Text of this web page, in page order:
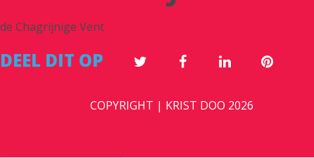
de Chagrijnige Vent
DEEL DIT OP
COPYRIGHT | KRIST DOO 2026